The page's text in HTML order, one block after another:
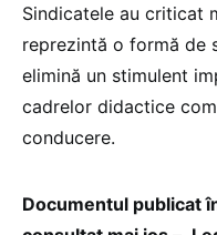
Sindicatele au criticat
reprezintă o formă de
elimină un stimulent
cadrelor didactice
conducere.
Documentul publicat